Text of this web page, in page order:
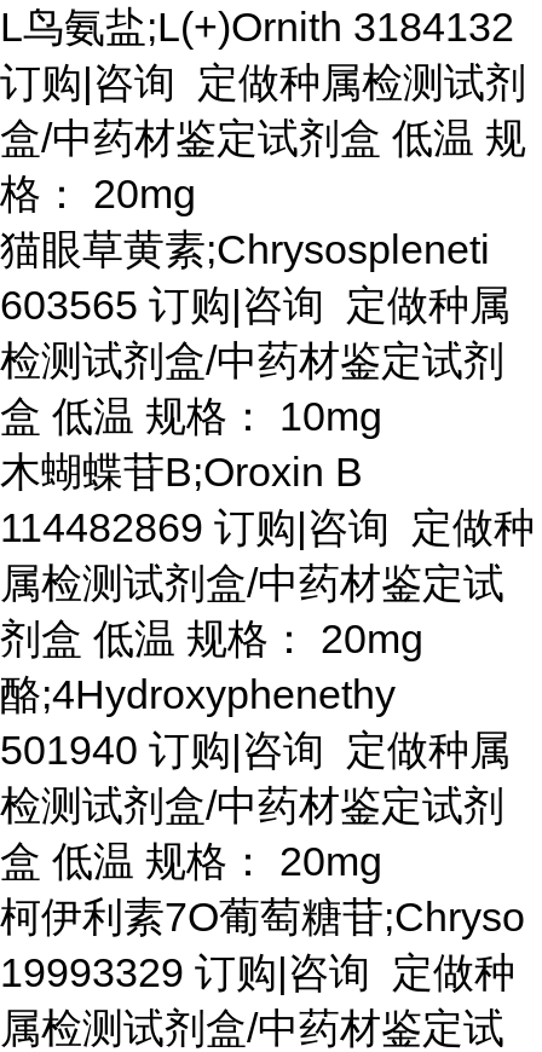
L鸟氨盐;L(+)Ornith 3184132
订购|咨询 定做种属检测试剂
盒/中药材鉴定试剂盒 低温 规
格： 20mg
猫眼草黄素;Chrysospleneti
603565 订购|咨询 定做种属
检测试剂盒/中药材鉴定试剂
盒 低温 规格： 10mg
木蝴蝶苷B;Oroxin B
114482869 订购|咨询 定做种
属检测试剂盒/中药材鉴定试
剂盒 低温 规格： 20mg
酪;4Hydroxyphenethy
501940 订购|咨询 定做种属
检测试剂盒/中药材鉴定试剂
盒 低温 规格： 20mg
柯伊利素7O葡萄糖苷;Chryso
19993329 订购|咨询 定做种
属检测试剂盒/中药材鉴定试